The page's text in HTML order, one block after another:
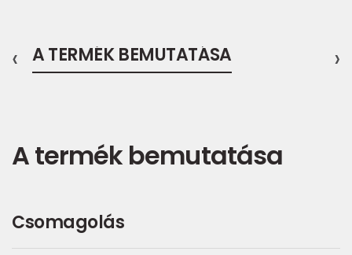
A TERMÉK BEMUTATÁSA
‹ ›
A termék bemutatása
Csomagolás